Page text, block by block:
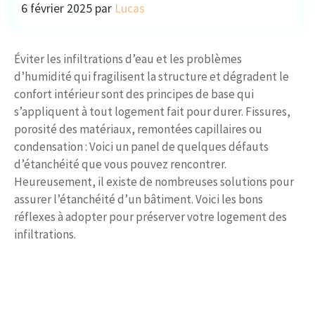
6 février 2025 par Lucas
Éviter les infiltrations d’eau et les problèmes
d’humidité qui fragilisent la structure et dégradent le
confort intérieur sont des principes de base qui
s’appliquent à tout logement fait pour durer. Fissures,
porosité des matériaux, remontées capillaires ou
condensation : Voici un panel de quelques défauts
d’étanchéité que vous pouvez rencontrer.
Heureusement, il existe de nombreuses solutions pour
assurer l’étanchéité d’un bâtiment. Voici les bons
réflexes à adopter pour préserver votre logement des
infiltrations.